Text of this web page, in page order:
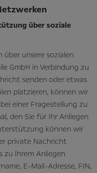
über soziale
über unsere sozialen
GmbH in Verbindung zu
senden oder etwas
platzieren, können wir
einer Fragestellung zu
den Sie für Ihr Anliegen
können wir
private Nachricht
zu Ihrem Anliegen
E-Mail-Adresse, FIN,